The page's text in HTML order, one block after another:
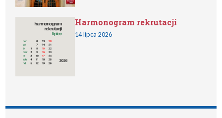
Harmonogram rekrutacji
14 lipca 2026